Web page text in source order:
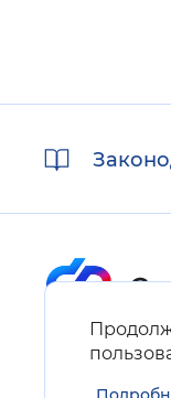
ссылки
Карта сайта